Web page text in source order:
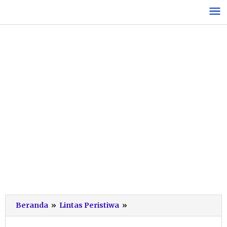
konten
Beranda » Lintas Peristiwa »
Langka